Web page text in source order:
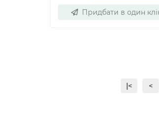
Придбати в один
|< <